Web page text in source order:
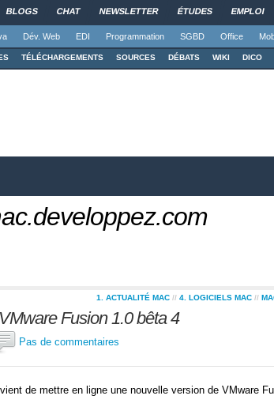
BLOGS CHAT NEWSLETTER ÉTUDES EMPLOI
Dév. Web EDI Programmation SGBD Office
TÉLÉCHARGEMENTS SOURCES DÉBATS WIKI DICO
1. ACTUALITÉ MAC // 4. LOGICIELS MAC //
Fusion 1.0 bêta 4
Pas de commentaires
vient de mettre en ligne une nouvelle version de VMware